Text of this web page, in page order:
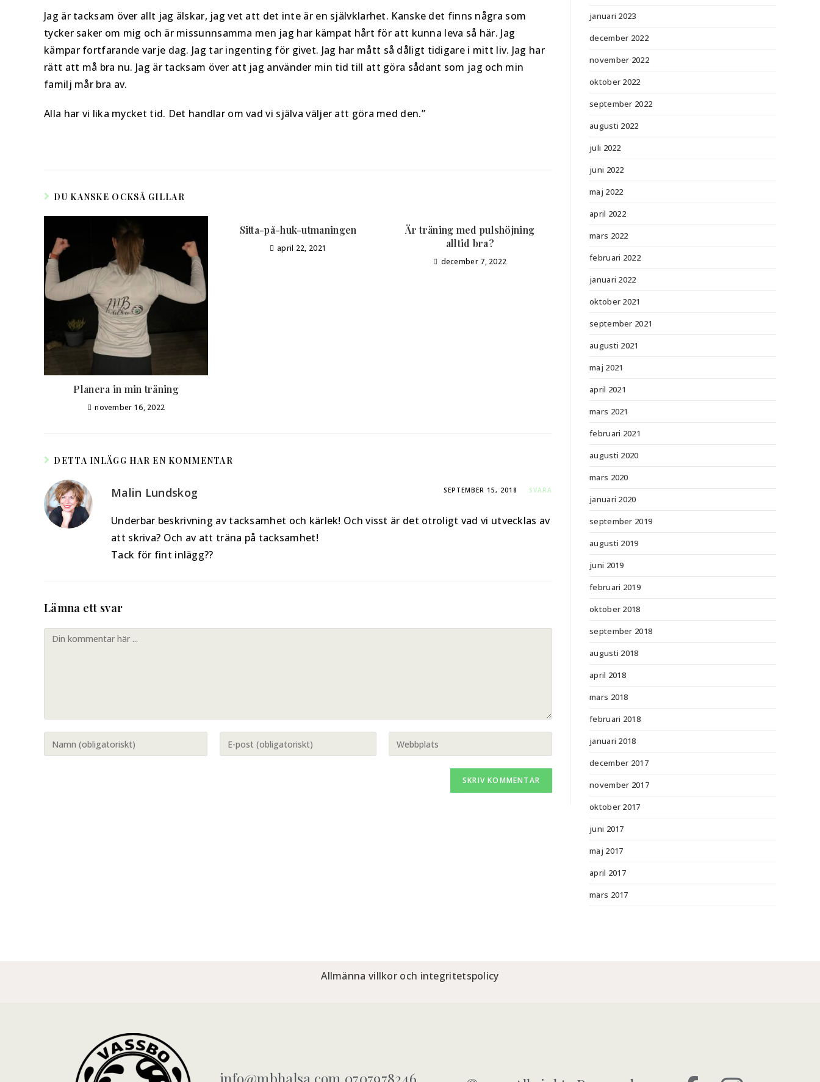
Jag är tacksam över allt jag älskar, jag vet att det inte är en självklarhet. Kanske det finns några som
tycker saker om mig och är missunnsamma men jag har kämpat hårt för att kunna leva så här. Jag
kämpar fortfarande varje dag. Jag tar ingenting för givet. Jag har mått så dåligt tidigare i mitt liv. Jag har
rätt att må bra nu. Jag är tacksam över att jag använder min tid till att göra sådant som jag och min
familj mår bra av.
Alla har vi lika mycket tid. Det handlar om vad vi själva väljer att göra med den.”
DU KANSKE OCKSÅ GILLAR
Planera in min träning
november 16, 2022
Sitta-på-huk-utmaningen
april 22, 2021
Är träning med pulshöjning
alltid bra?
december 7, 2022
DETTA INLÄGG HAR EN KOMMENTAR
Malin Lundskog SEPTEMBER 15, 2018 SVARA
Underbar beskrivning av tacksamhet och kärlek! Och visst är det otroligt vad vi utvecklas av
att skriva? Och av att träna på tacksamhet!
Tack för fint inlägg??
Lämna ett svar
januari 2023
december 2022
november 2022
oktober 2022
september 2022
augusti 2022
juli 2022
juni 2022
maj 2022
april 2022
mars 2022
februari 2022
januari 2022
oktober 2021
september 2021
augusti 2021
maj 2021
april 2021
mars 2021
februari 2021
augusti 2020
mars 2020
januari 2020
september 2019
augusti 2019
juni 2019
februari 2019
oktober 2018
september 2018
augusti 2018
april 2018
mars 2018
februari 2018
januari 2018
december 2017
november 2017
oktober 2017
juni 2017
maj 2017
april 2017
mars 2017
Allmänna villkor och integritetspolicy